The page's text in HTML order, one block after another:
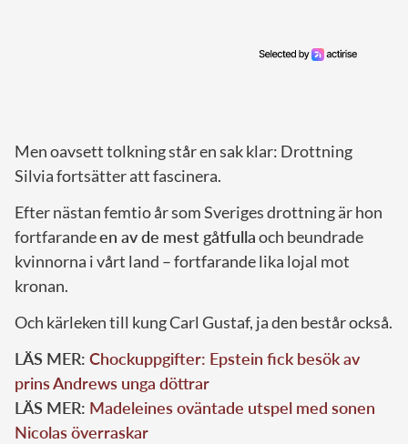
Men oavsett tolkning står en sak klar: Drottning
Silvia fortsätter att fascinera.
Efter nästan femtio år som Sveriges drottning är hon
fortfarandeen av de mest gåtfullaoch beundrade
kvinnorna i vårt land – fortfarande lika lojal mot
kronan.
Och kärleken till kung Carl Gustaf, ja den består också.
LÄS MER: Chockuppgifter: Epstein fick besök av
prins Andrews unga döttrar
LÄS MER: Madeleines oväntade utspel med sonen
Nicolas överraskar